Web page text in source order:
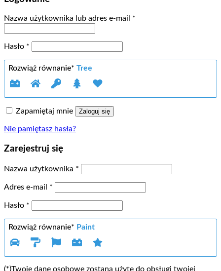
Nazwa użytkownika lub adres e-mail *
Hasło *
Rozwiąż równanie* Tree
Zapamiętaj mnie Zaloguj się
Nie pamiętasz hasła?
Zarejestruj się
Nazwa użytkownika *
Adres e-mail *
Hasło *
Rozwiąż równanie* Paint
(*)Twoje dane osobowe zostaną użyte do obsługi twojej